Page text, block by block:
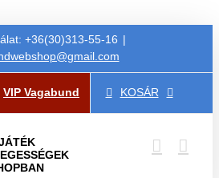
+36(30)313-55-16 |
VIP Vagabund KOSÁR